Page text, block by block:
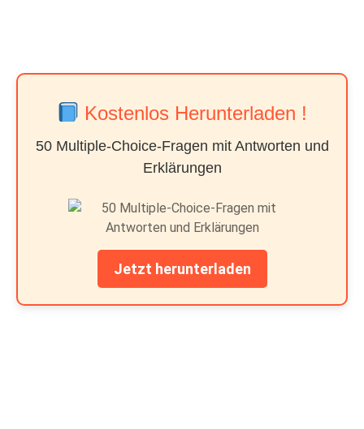
Kostenlos Herunterladen !
50 Multiple-Choice-Fragen mit Antworten und
Erklärungen
Jetzt herunterladen